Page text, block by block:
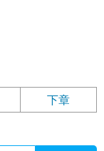
下章